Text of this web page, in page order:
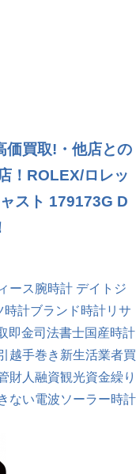
価買取!・他店との
！ROLEX/ロレッ
スト 179173G D
ース腕時計 デイトジ
時計ブランド時計リサ
即金司法書士国産時計
越手巻き 新生活業者買
財人 融資観光資金繰り
ない電波ソーラー時計